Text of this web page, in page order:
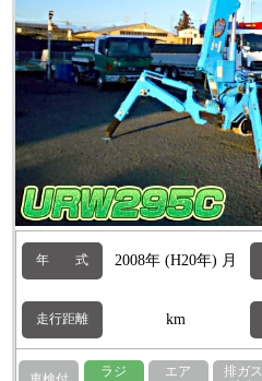
年 式 2008年 (H20年) 月
走行距離 km
ラジ
エア
排ガス